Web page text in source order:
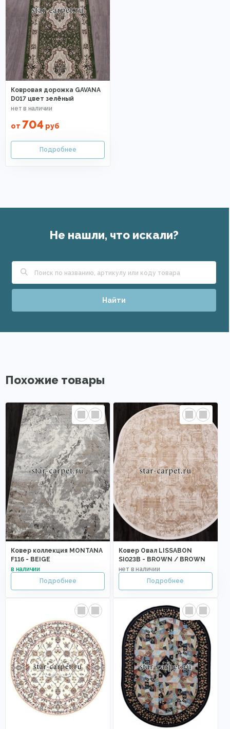
Ковровая дорожка GAVANA
D017 цвет зелёный
от 704 руб
Не нашли, что искали?
Найти
Похожие товары
Ковер коллекция MONTANA
F116 - BEIGE
Ковер Овал LISSABON
SI023B - BROWN / BROWN